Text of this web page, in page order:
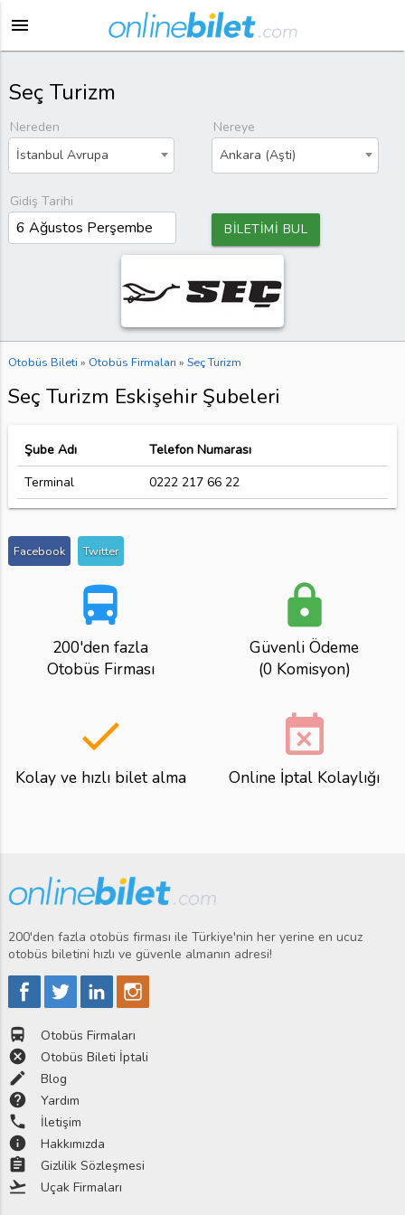
menu
Seç Turizm
Nereden
İstanbul Avrupa
Nereye
Ankara (Aşti)
Gidiş Tarihi
BİLETİMİ BUL
Otobüs Bileti » Otobüs Firmaları » Seç Turizm
Seç Turizm Eskişehir Şubeleri
Şube Adı
Telefon Numarası
Terminal
0222 217 66 22
Facebook Twitter
directions_bus
200'den fazla
Otobüs Firması
lock
Güvenli Ödeme
(0 Komisyon)
done
Kolay ve hızlı bilet alma
event_busy
Online İptal Kolaylığı
200'den fazla otobüs firması ile Türkiye'nin her yerine en ucuz
otobüs biletini hızlı ve güvenle almanın adresi!
directions_bus Otobüs Firmaları
cancel Otobüs Bileti İptali
edit Blog
help Yardım
phone İletişim
info Hakkımızda
assignment Gizlilik Sözleşmesi
flight_takeoff Uçak Firmaları